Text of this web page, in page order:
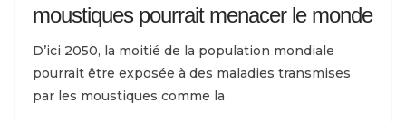
moustiques pourrait menacer le monde
D’ici 2050, la moitié de la population mondiale
pourrait être exposée à des maladies transmises
par les moustiques comme la